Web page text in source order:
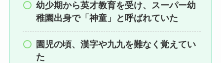
幼少期から英才教育を受け、スーパー幼
稚園出身で「神童」と呼ばれていた
園児の頃、漢字や九九を難なく覚えてい
た